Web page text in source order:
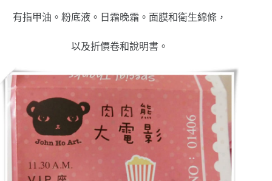
有指甲油。粉底液。日霜晚霜。面膜和衛生綿條，
以及折價卷和說明書。